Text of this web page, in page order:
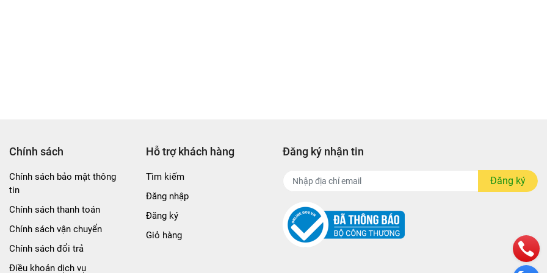
sóc da khác từ cùng thương hiệu
Chính sách
Chính sách bảo mật thông
tin
Chính sách thanh toán
Chính sách vận chuyển
Chính sách đổi trả
Điều khoản dịch vụ
Hỗ trợ khách hàng
Tìm kiếm
Đăng nhập
Đăng ký
Giỏ hàng
Đăng ký nhận tin
Đăng ký